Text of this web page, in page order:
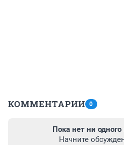
КОММЕНТАРИИ 0
Пока нет ни
Начните